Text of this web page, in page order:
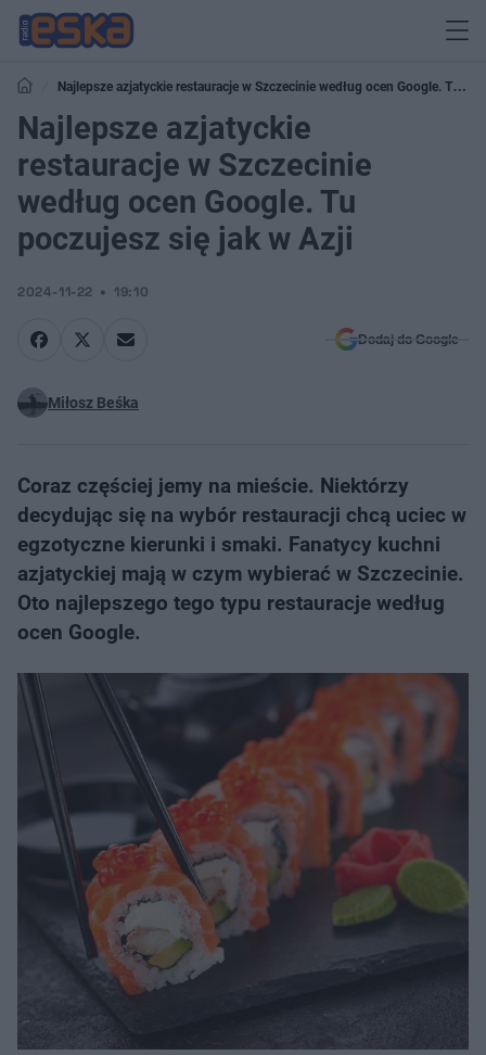
Najlepsze azjatyckie restauracje w Szczecinie według ocen Google. Tu
poczujesz się jak w Azji
Najlepsze azjatyckie
restauracje w Szczecinie
według ocen Google. Tu
poczujesz się jak w Azji
2024-11-22 19:10
Dodaj do Google
Miłosz Beśka
Coraz częściej jemy na mieście. Niektórzy
decydując się na wybór restauracji chcą uciec w
egzotyczne kierunki i smaki. Fanatycy kuchni
azjatyckiej mają w czym wybierać w Szczecinie.
Oto najlepszego tego typu restauracje według
ocen Google.